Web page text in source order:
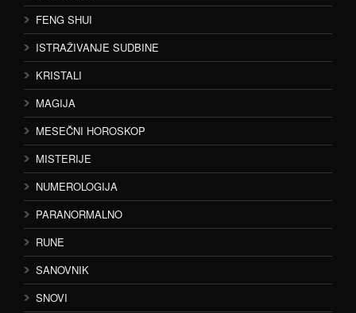
FENG SHUI
ISTRAŽIVANJE SUDBINE
KRISTALI
MAGIJA
MESEČNI HOROSKOP
MISTERIJE
NUMEROLOGIJA
PARANORMALNO
RUNE
SANOVNIK
SNOVI